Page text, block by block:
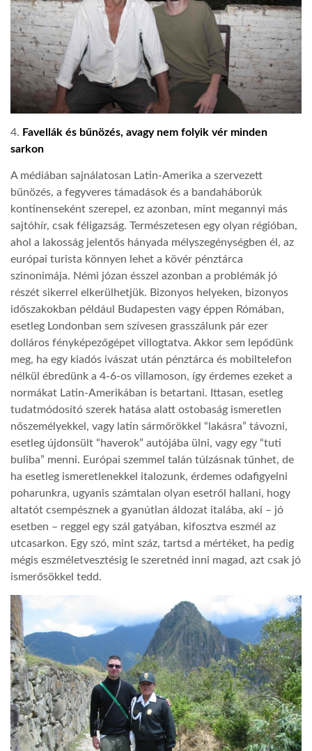
4. Favellák és bűnözés, avagy nem folyik vér minden
sarkon
A médiában sajnálatosan Latin-Amerika a szervezett
bűnözés, a fegyveres támadások és a bandaháborúk
kontinenseként szerepel, ez azonban, mint megannyi más
sajtóhír, csak féligazság. Természetesen egy olyan régióban,
ahol a lakosság jelentős hányada mélyszegénységben él, az
európai turista könnyen lehet a kövér pénztárca
szinonimája. Némi józan ésszel azonban a problémák jó
részét sikerrel elkerülhetjük. Bizonyos helyeken, bizonyos
időszakokban például Budapesten vagy éppen Rómában,
esetleg Londonban sem szívesen grasszálunk pár ezer
dolláros fényképezőgépet villogtatva. Akkor sem lepődünk
meg, ha egy kiadós ivászat után pénztárca és mobiltelefon
nélkül ébredünk a 4-6-os villamoson, így érdemes ezeket a
normákat Latin-Amerikában is betartani. Ittasan, esetleg
tudatmódosító szerek hatása alatt ostobaság ismeretlen
nőszemélyekkel, vagy latin sármőrökkel “lakásra” távozni,
esetleg újdonsült “haverok” autójába ülni, vagy egy “tuti
buliba” menni. Európai szemmel talán túlzásnak tűnhet, de
ha esetleg ismeretlenekkel italozunk, érdemes odafigyelni
poharunkra, ugyanis számtalan olyan esetről hallani, hogy
altatót csempésznek a gyanútlan áldozat italába, aki – jó
esetben – reggel egy szál gatyában, kifosztva eszmél az
utcasarkon. Egy szó, mint száz, tartsd a mértéket, ha pedig
mégis eszméletvesztésig le szeretnéd inni magad, azt csak jó
ismerősökkel tedd.